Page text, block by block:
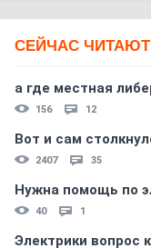
СЕЙЧАС ЧИТАЮТ
а где местная
156 12
Вот и сам
2407 35
Нужна помощь по
40 1
Электрики вопрос